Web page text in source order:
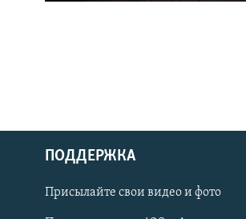
Українською
ПОДДЕРЖКА
Присылайте свои видео и фото